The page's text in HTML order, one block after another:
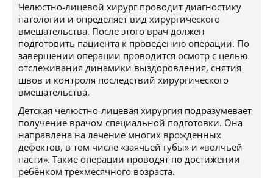
Челюстно-лицевой хирург проводит диагностику
патологии и определяет вид хирургического
вмешательства. После этого врач должен
подготовить пациента к проведению операции. По
завершении операции проводится осмотр с целью
отслеживания динамики выздоровления, снятия
швов и контроля последствий хирургического
вмешательства.
Детская челюстно-лицевая хирургия подразумевает
получение врачом специальной подготовки. Она
направлена на лечение многих врожденных
дефектов, в том числе «заячьей губы» и «волчьей
пасти». Такие операции проводят по достижении
ребёнком трехмесячного возраста.